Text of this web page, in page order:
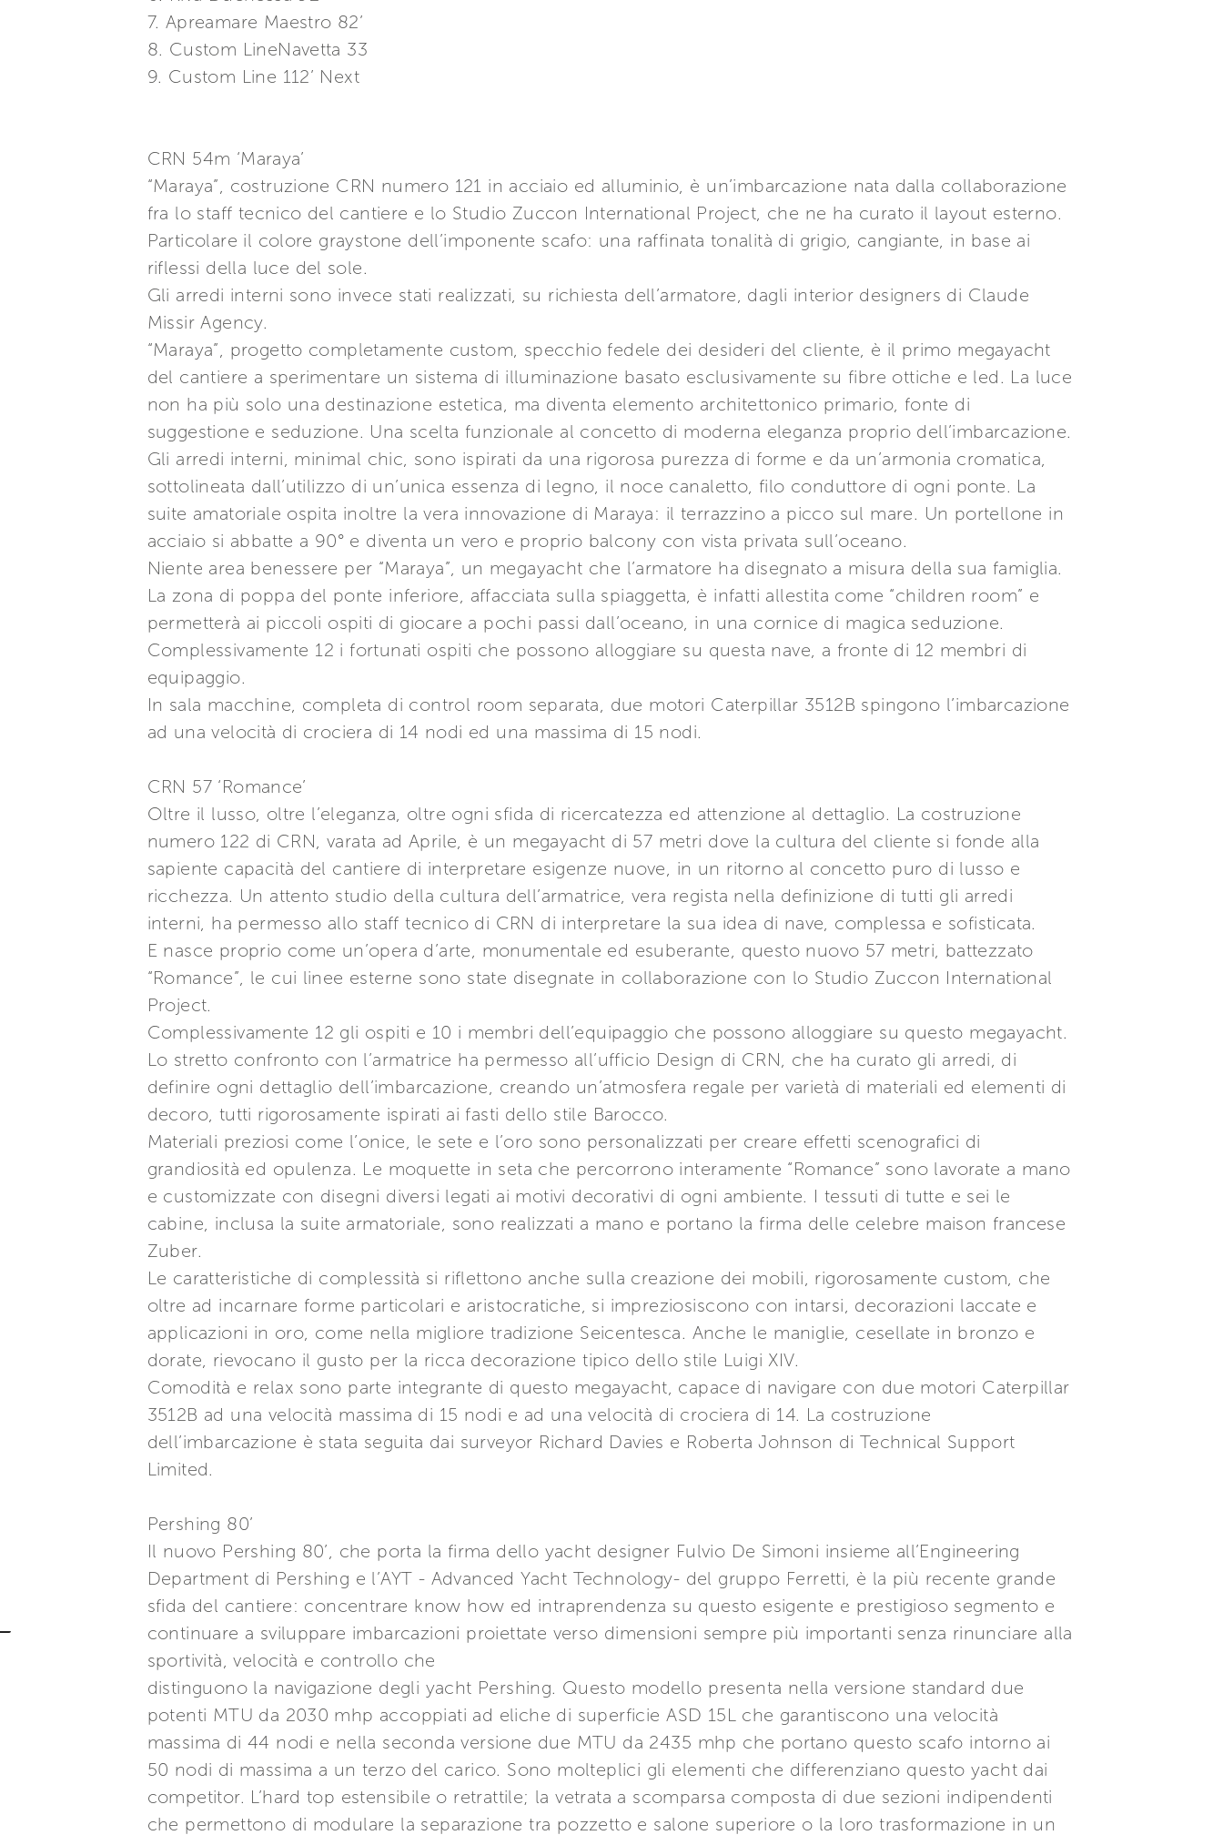
7. Apreamare Maestro 82’
8. Custom LineNavetta 33
9. Custom Line 112’ Next
CRN 54m ‘Maraya’
“Maraya”, costruzione CRN numero 121 in acciaio ed alluminio, è un’imbarcazione nata dalla collaborazione
fra lo staff tecnico del cantiere e lo Studio Zuccon International Project, che ne ha curato il layout esterno.
Particolare il colore graystone dell’imponente scafo: una raffinata tonalità di grigio, cangiante, in base ai
riflessi della luce del sole.
Gli arredi interni sono invece stati realizzati, su richiesta dell’armatore, dagli interior designers di Claude
Missir Agency.
“Maraya”, progetto completamente custom, specchio fedele dei desideri del cliente, è il primo megayacht
del cantiere a sperimentare un sistema di illuminazione basato esclusivamente su fibre ottiche e led. La luce
non ha più solo una destinazione estetica, ma diventa elemento architettonico primario, fonte di
suggestione e seduzione. Una scelta funzionale al concetto di moderna eleganza proprio dell’imbarcazione.
Gli arredi interni, minimal chic, sono ispirati da una rigorosa purezza di forme e da un’armonia cromatica,
sottolineata dall’utilizzo di un’unica essenza di legno, il noce canaletto, filo conduttore di ogni ponte. La
suite amatoriale ospita inoltre la vera innovazione di Maraya: il terrazzino a picco sul mare. Un portellone in
acciaio si abbatte a 90° e diventa un vero e proprio balcony con vista privata sull’oceano.
Niente area benessere per “Maraya”, un megayacht che l’armatore ha disegnato a misura della sua famiglia.
La zona di poppa del ponte inferiore, affacciata sulla spiaggetta, è infatti allestita come “children room” e
permetterà ai piccoli ospiti di giocare a pochi passi dall’oceano, in una cornice di magica seduzione.
Complessivamente 12 i fortunati ospiti che possono alloggiare su questa nave, a fronte di 12 membri di
equipaggio.
In sala macchine, completa di control room separata, due motori Caterpillar 3512B spingono l’imbarcazione
ad una velocità di crociera di 14 nodi ed una massima di 15 nodi.
CRN 57 ‘Romance’
Oltre il lusso, oltre l’eleganza, oltre ogni sfida di ricercatezza ed attenzione al dettaglio. La costruzione
numero 122 di CRN, varata ad Aprile, è un megayacht di 57 metri dove la cultura del cliente si fonde alla
sapiente capacità del cantiere di interpretare esigenze nuove, in un ritorno al concetto puro di lusso e
ricchezza. Un attento studio della cultura dell’armatrice, vera regista nella definizione di tutti gli arredi
interni, ha permesso allo staff tecnico di CRN di interpretare la sua idea di nave, complessa e sofisticata.
E nasce proprio come un’opera d’arte, monumentale ed esuberante, questo nuovo 57 metri, battezzato
“Romance”, le cui linee esterne sono state disegnate in collaborazione con lo Studio Zuccon International
Project.
Complessivamente 12 gli ospiti e 10 i membri dell’equipaggio che possono alloggiare su questo megayacht.
Lo stretto confronto con l’armatrice ha permesso all’ufficio Design di CRN, che ha curato gli arredi, di
definire ogni dettaglio dell’imbarcazione, creando un’atmosfera regale per varietà di materiali ed elementi di
decoro, tutti rigorosamente ispirati ai fasti dello stile Barocco.
Materiali preziosi come l’onice, le sete e l’oro sono personalizzati per creare effetti scenografici di
grandiosità ed opulenza. Le moquette in seta che percorrono interamente “Romance” sono lavorate a mano
e customizzate con disegni diversi legati ai motivi decorativi di ogni ambiente. I tessuti di tutte e sei le
cabine, inclusa la suite armatoriale, sono realizzati a mano e portano la firma delle celebre maison francese
Zuber.
Le caratteristiche di complessità si riflettono anche sulla creazione dei mobili, rigorosamente custom, che
oltre ad incarnare forme particolari e aristocratiche, si impreziosiscono con intarsi, decorazioni laccate e
applicazioni in oro, come nella migliore tradizione Seicentesca. Anche le maniglie, cesellate in bronzo e
dorate, rievocano il gusto per la ricca decorazione tipico dello stile Luigi XIV.
Comodità e relax sono parte integrante di questo megayacht, capace di navigare con due motori Caterpillar
3512B ad una velocità massima di 15 nodi e ad una velocità di crociera di 14. La costruzione
dell’imbarcazione è stata seguita dai surveyor Richard Davies e Roberta Johnson di Technical Support
Limited.
Pershing 80’
Il nuovo Pershing 80’, che porta la firma dello yacht designer Fulvio De Simoni insieme all’Engineering
Department di Pershing e l’AYT - Advanced Yacht Technology- del gruppo Ferretti, è la più recente grande
sfida del cantiere: concentrare know how ed intraprendenza su questo esigente e prestigioso segmento e
continuare a sviluppare imbarcazioni proiettate verso dimensioni sempre più importanti senza rinunciare alla
sportività, velocità e controllo che
distinguono la navigazione degli yacht Pershing. Questo modello presenta nella versione standard due
potenti MTU da 2030 mhp accoppiati ad eliche di superficie ASD 15L che garantiscono una velocità
massima di 44 nodi e nella seconda versione due MTU da 2435 mhp che portano questo scafo intorno ai
50 nodi di massima a un terzo del carico. Sono molteplici gli elementi che differenziano questo yacht dai
competitor. L’hard top estensibile o retrattile; la vetrata a scomparsa composta di due sezioni indipendenti
che permettono di modulare la separazione tra pozzetto e salone superiore o la loro trasformazione in un